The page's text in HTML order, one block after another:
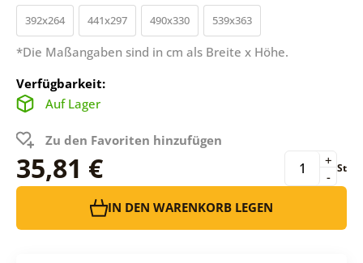
392x264 441x297 490x330 539x363
*Die Maßangaben sind in cm als Breite x Höhe.
Verfügbarkeit:
Auf Lager
Zu den Favoriten hinzufügen
35,81 € -
+ St
IN DEN WARENKORB LEGEN